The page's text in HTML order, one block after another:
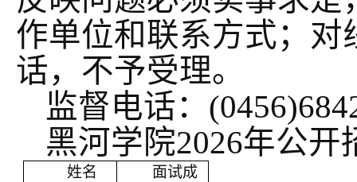
作单位和联系方式；
话，不予受理。
监督电话：
黑河学院2026年公开
姓名
面试成